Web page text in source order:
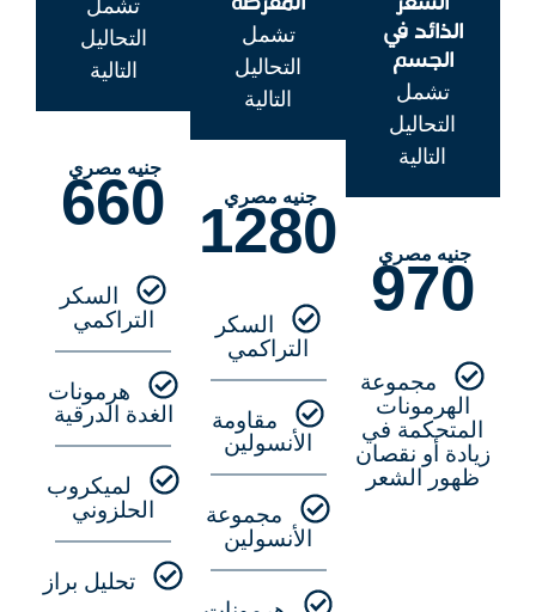
الذائد في
الجسم
تشمل
التحاليل
التالية
جنيه مصري
970
مجموعة
الهرمونات
المتحكمة في
زيادة أو نقصان
ظهور الشعر
تشمل
التحاليل
التالية
جنيه مصري
1280
السكر
التراكمي
مقاومة
الأنسولين
مجموعة
الأنسولين
تشمل
التحاليل
التالية
جنيه مصري
660
السكر
التراكمي
هرمونات
الغدة الدرقية
لميكروب
الحلزوني
تحليل براز